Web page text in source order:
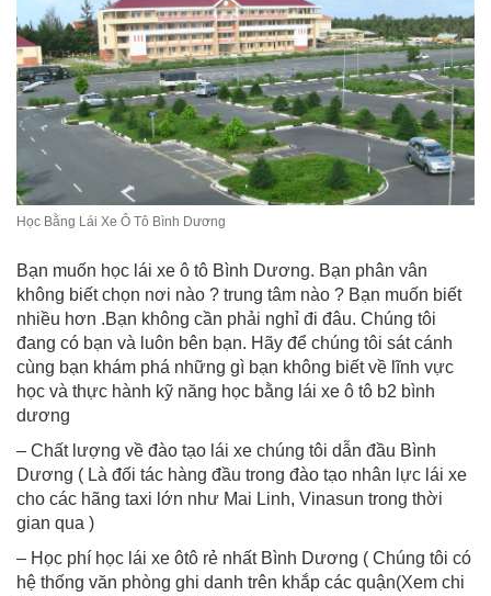
Học Bằng Lái Xe Ô Tô Bình Dương
Bạn muốn học lái xe ô tô Bình Dương. Bạn phân vân
không biết chọn nơi nào ? trung tâm nào ? Bạn muốn biết
nhiều hơn .Bạn không cần phải nghỉ đi đâu. Chúng tôi
đang có bạn và luôn bên bạn. Hãy để chúng tôi sát cánh
cùng bạn khám phá những gì bạn không biết về lĩnh vực
học và thực hành kỹ năng học bằng lái xe ô tô b2 bình
dương
– Chất lượng về đào tạo lái xe chúng tôi dẫn đầu Bình
Dương ( Là đối tác hàng đầu trong đào tạo nhân lực lái xe
cho các hãng taxi lớn như Mai Linh, Vinasun trong thời
gian qua )
– Học phí học lái xe ôtô rẻ nhất Bình Dương ( Chúng tôi có
hệ thống văn phòng ghi danh trên khắp các quận(Xem chi